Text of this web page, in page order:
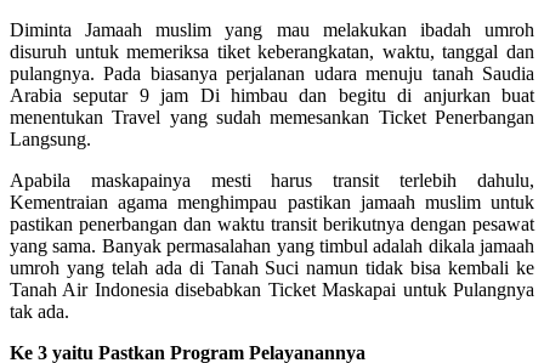
Diminta Jamaah muslim yang mau melakukan ibadah umroh
disuruh untuk memeriksa tiket keberangkatan, waktu, tanggal dan
pulangnya. Pada biasanya perjalanan udara menuju tanah Saudia
Arabia seputar 9 jam Di himbau dan begitu di anjurkan buat
menentukan Travel yang sudah memesankan Ticket Penerbangan
Langsung.
Apabila maskapainya mesti harus transit terlebih dahulu,
Kementraian agama menghimpau pastikan jamaah muslim untuk
pastikan penerbangan dan waktu transit berikutnya dengan pesawat
yang sama. Banyak permasalahan yang timbul adalah dikala jamaah
umroh yang telah ada di Tanah Suci namun tidak bisa kembali ke
Tanah Air Indonesia disebabkan Ticket Maskapai untuk Pulangnya
tak ada.
Ke 3 yaitu Pastkan Program Pelayanannya